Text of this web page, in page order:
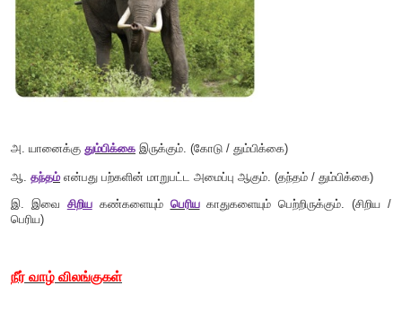
ஆகும்.
'ஓ...... அது என்ன சத்தம்........ பயமாக இருக்கிறதே!